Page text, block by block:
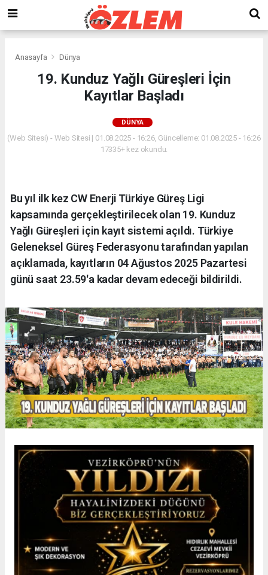
Anasayfa Dünya
19. Kunduz Yağlı Güreşleri İçin
Kayıtlar Başladı
DÜNYA
(Web Sitesi) - Web Sitesi | 01.08.2025 - 16:26, Güncelleme: 01.08.2025 - 16:26
17335+ kez okundu.
Bu yıl ilk kez CW Enerji Türkiye Güreş Ligi
kapsamında gerçekleştirilecek olan 19. Kunduz
Yağlı Güreşleri için kayıt sistemi açıldı. Türkiye
Geleneksel Güreş Federasyonu tarafından yapılan
açıklamada, kayıtların 04 Ağustos 2025 Pazartesi
günü saat 23.59'a kadar devam edeceği bildirildi.